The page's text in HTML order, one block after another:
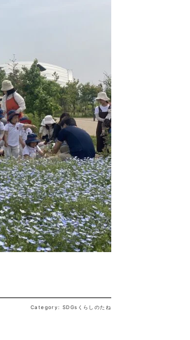
Category: SDGsくらしのたね